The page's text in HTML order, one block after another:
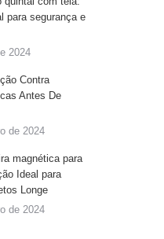
para segurança e
2024
Contra
Antes De
de 2024
magnética para
Ideal para
Longe
de 2024